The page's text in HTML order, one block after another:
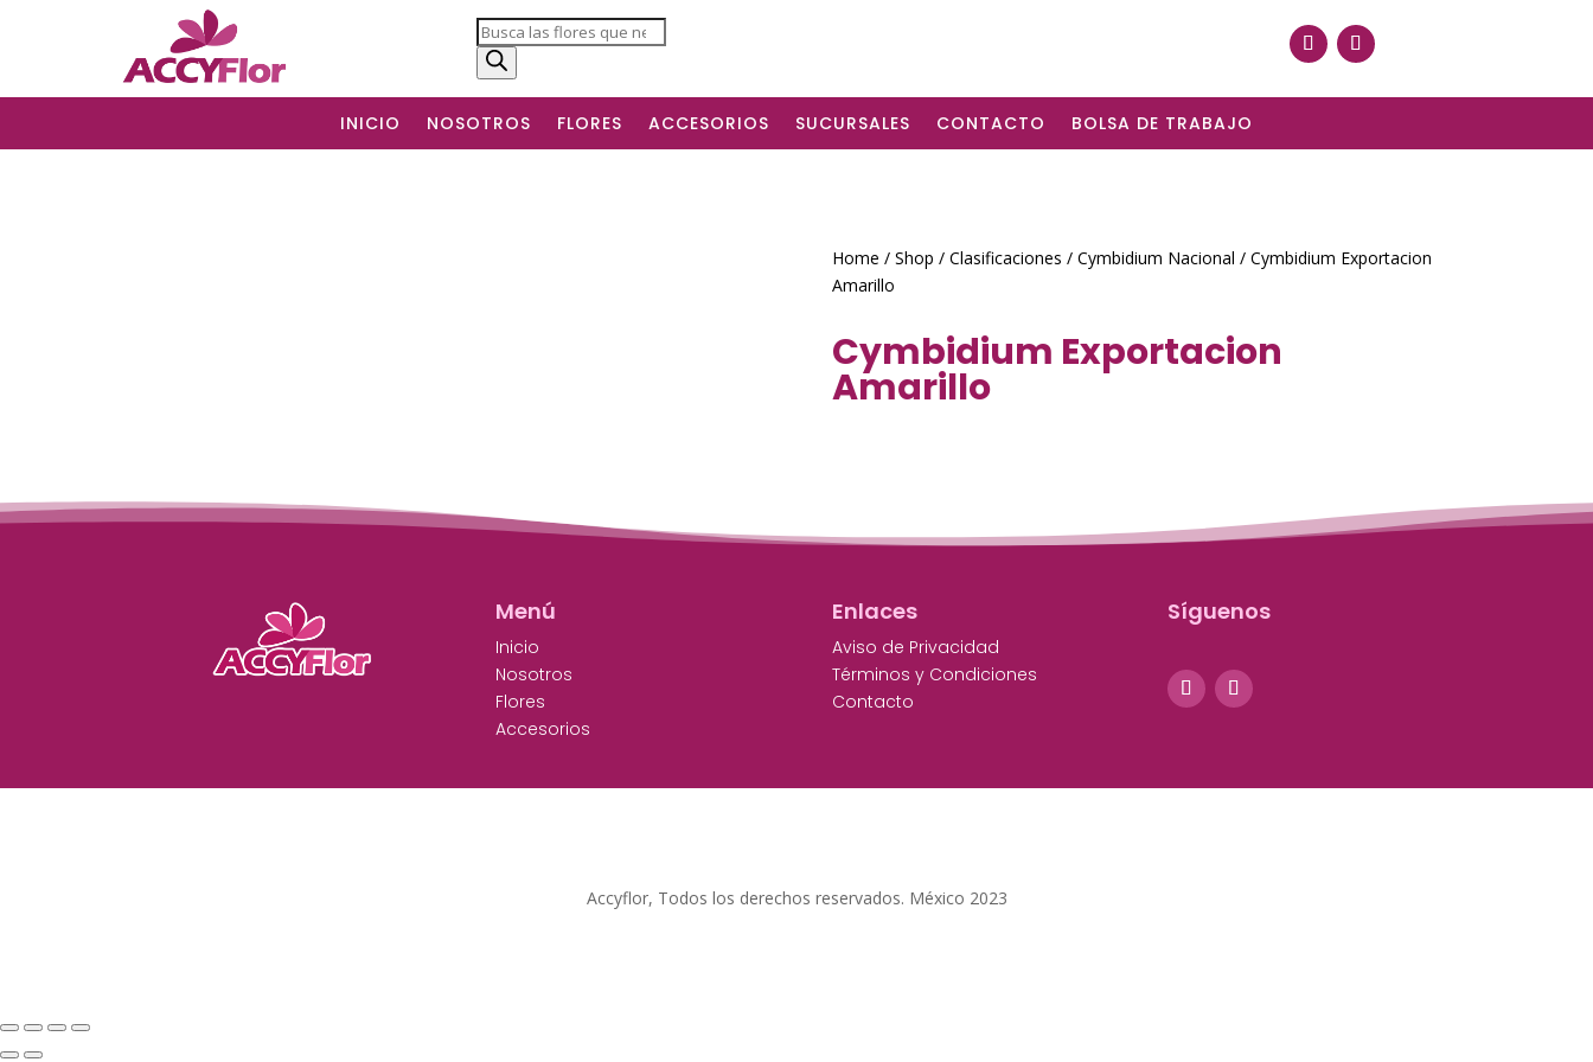
Products
search
INICIO NOSOTROS FLORES ACCESORIOS SUCURSALES CONTACTO BOLSA DE TRABAJO
Home / Shop / Clasificaciones / Cymbidium Nacional / Cymbidium Exportacion
Amarillo
Cymbidium Exportacion
Amarillo
Menú
Inicio
Nosotros
Flores
Accesorios
Enlaces
Aviso de Privacidad
Términos y Condiciones
Contacto
Síguenos
Accyflor, Todos los derechos reservados. México 2023